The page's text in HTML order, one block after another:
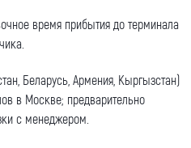
время прибытия до терминала
Беларусь, Армения, Кыргызстан)
в Москве; предварительно
с менеджером.